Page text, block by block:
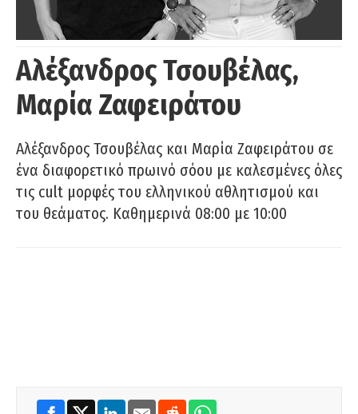
Αλέξανδρος Τσουβέλας,
Μαρία Ζαφειράτου
Αλέξανδρος Τσουβέλας και Μαρία Ζαφειράτου σε
ένα διαφορετικό πρωινό σόου με καλεσμένες όλες
τις cult μορφές του ελληνικού αθλητισμού και
του θεάματος. Καθημερινά 08:00 με 10:00